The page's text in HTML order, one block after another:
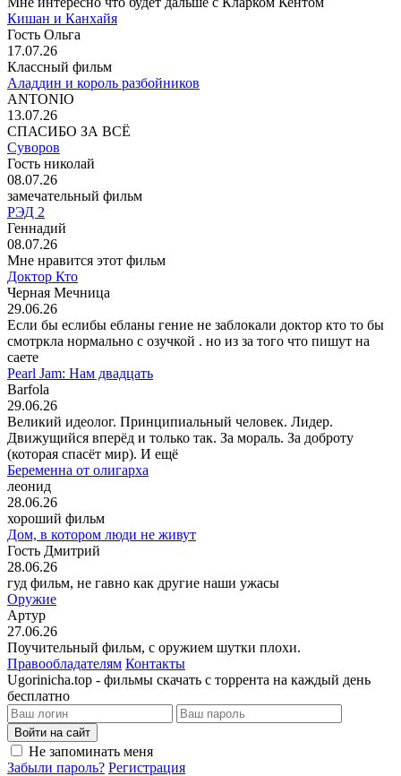
Кишан и Канхайя
Гость Ольга
17.07.26
Классный фильм
Аладдин и король разбойников
ANTONIO
13.07.26
СПАСИБО ЗА ВСЁ
Суворов
Гость николай
08.07.26
замечательный фильм
РЭД 2
Геннадий
08.07.26
Мне нравится этот фильм
Доктор Кто
Черная Мечница
29.06.26
Если бы еслибы ебланы гение не заблокали доктор кто то бы
смотркла нормально с озучкой . но из за того что пишут на
саете
Pearl Jam: Нам двадцать
Barfola
29.06.26
Великий идеолог. Принципиальный человек. Лидер.
Движущийся вперёд и только так. За мораль. За доброту
(которая спасёт мир). И ещё
Беременна от олигарха
леонид
28.06.26
хороший фильм
Дом, в котором люди не живут
Гость Дмитрий
28.06.26
гуд фильм, не гавно как другие наши ужасы
Оружие
Артур
27.06.26
Поучительный фильм, с оружием шутки плохи.
Правообладателям Контакты
Ugorinicha.top - фильмы скачать с торрента на каждый день
бесплатно
Войти на сайт
Не запоминать меня
Забыли пароль? Регистрация